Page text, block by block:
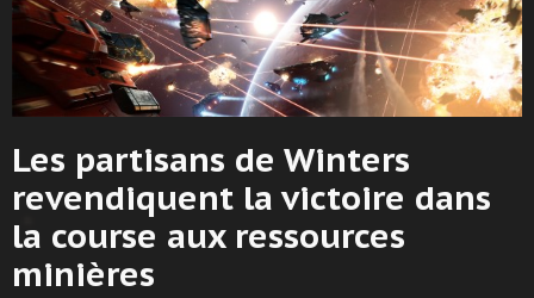
Les partisans de Winters
revendiquent la victoire dans
la course aux ressources
minières